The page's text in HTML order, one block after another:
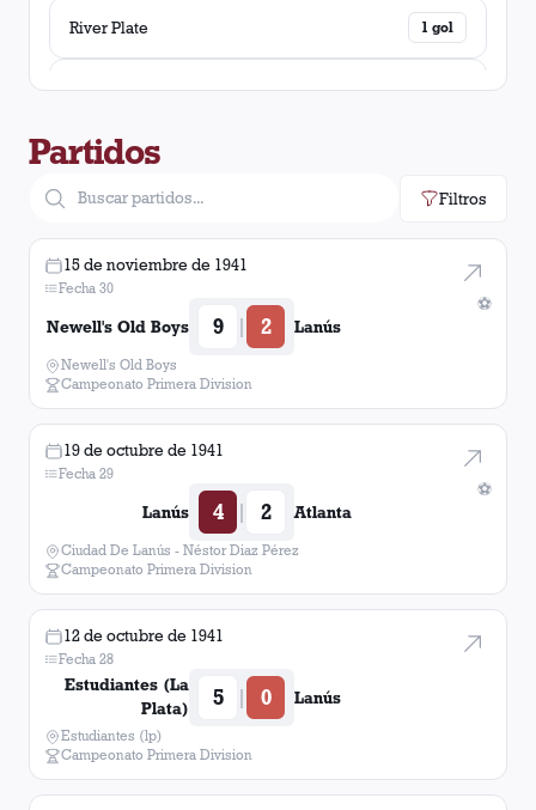
River Plate 1 gol
Atlanta 1 gol
Partidos
Filtros
⚽
15 de noviembre de 1941
Fecha 30
Newell's Old Boys 9 | 2 Lanús
Newell's Old Boys
Campeonato Primera Division
⚽
19 de octubre de 1941
Fecha 29
Lanús 4 | 2 Atlanta
Ciudad De Lanús - Néstor Diaz Pérez
Campeonato Primera Division
12 de octubre de 1941
Fecha 28
Estudiantes (La
Plata)
5 | 0 Lanús
Estudiantes (lp)
Campeonato Primera Division